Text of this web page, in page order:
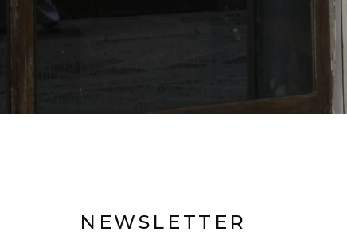
NEWSLETTER